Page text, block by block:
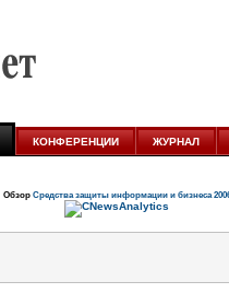
КОНФЕРЕНЦИИ ЖУРНАЛ
Обзор Средства защиты информации и бизнеса